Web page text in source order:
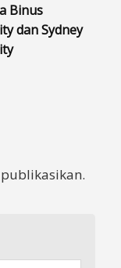
Binus
dan Sydney